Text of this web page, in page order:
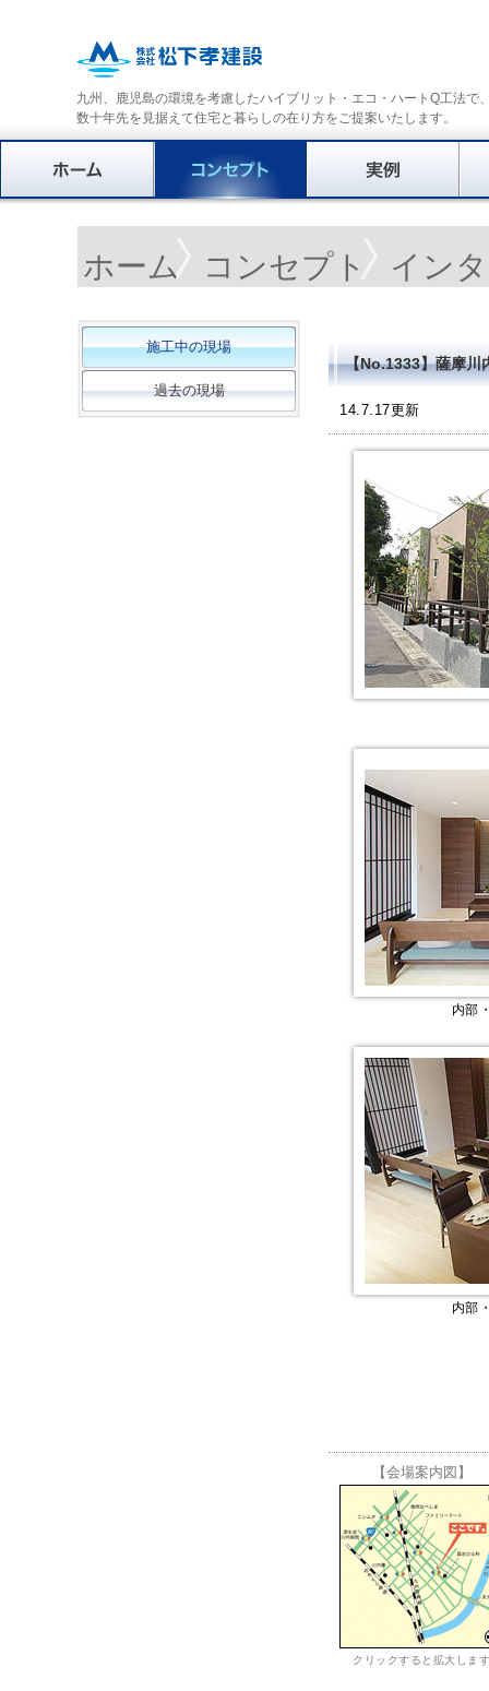
九州、鹿児島の環境を考慮したハイブリット・エコ・ハートQ工法
数十年先を見据えて住宅と暮らしの在り方をご提案いたします。
ホーム コンセプト イン
【No.1333】薩摩
14.7.17更新
内部
内部
【会場案内図】
クリックすると拡大します
施工中の現場
過去の現場